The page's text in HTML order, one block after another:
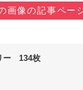
画像の記事ペー
ー 134枚